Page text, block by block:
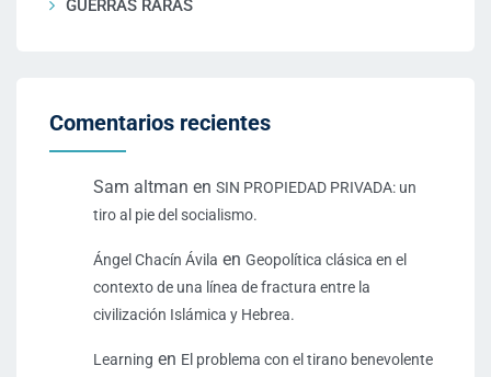
GUERRAS RARAS
Comentarios recientes
Sam altman en SIN PROPIEDAD PRIVADA: un
tiro al pie del socialismo.
Ángel Chacín Ávila en Geopolítica clásica en el
contexto de una línea de fractura entre la
civilización Islámica y Hebrea.
Learning en El problema con el tirano benevolente